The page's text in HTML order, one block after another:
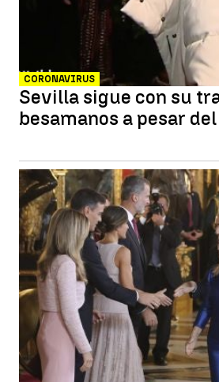
CORONAVIRUS
Sevilla sigue con su
besamanos a pesar